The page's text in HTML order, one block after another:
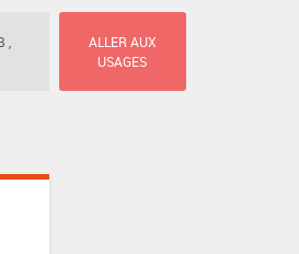
ALLER AUX
USAGES